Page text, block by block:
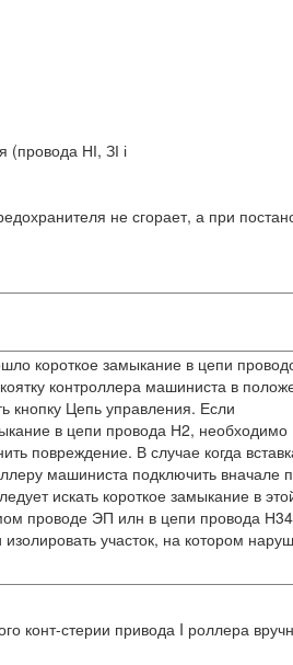
НІ, ЗІ і
не сгорает, а при
короткое замыкание в цепи
контроллера машиниста в
кнопку Цепь управления. Если
в цепи провода Н2, необходимо
повреждение. В случае когда
машиниста подключить вначале
искать короткое замыкание в
проводе ЭП илн в цепи провода
участок, на котором
конт-стерии привода I роллера